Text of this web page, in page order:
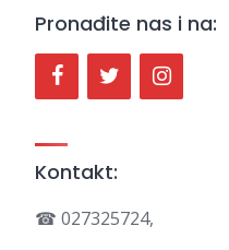
Pronađite nas i na:
Kontakt:
☎ 027325724,